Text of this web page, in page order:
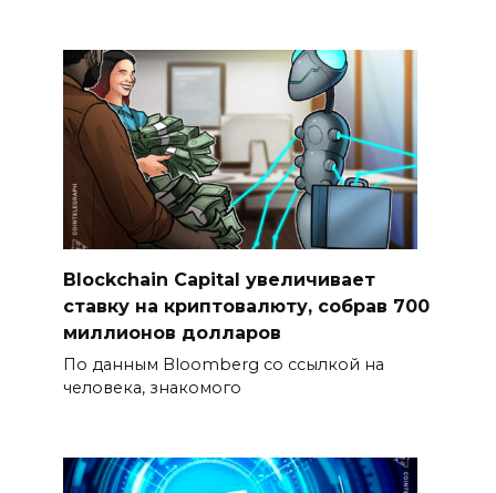
Blockchain Capital увеличивает
ставку на криптовалюту, собрав 700
миллионов долларов
По данным Bloomberg со ссылкой на
человека, знакомого